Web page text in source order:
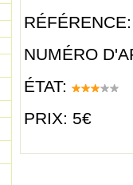
NUMÉRO
ÉTAT:
PRIX: 5€